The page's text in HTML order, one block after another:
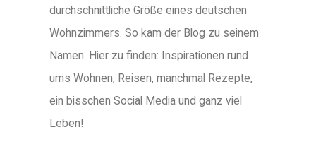
durchschnittliche Größe eines deutschen
Wohnzimmers. So kam der Blog zu seinem
Namen. Hier zu finden: Inspirationen rund
ums Wohnen, Reisen, manchmal Rezepte,
ein bisschen Social Media und ganz viel
Leben!